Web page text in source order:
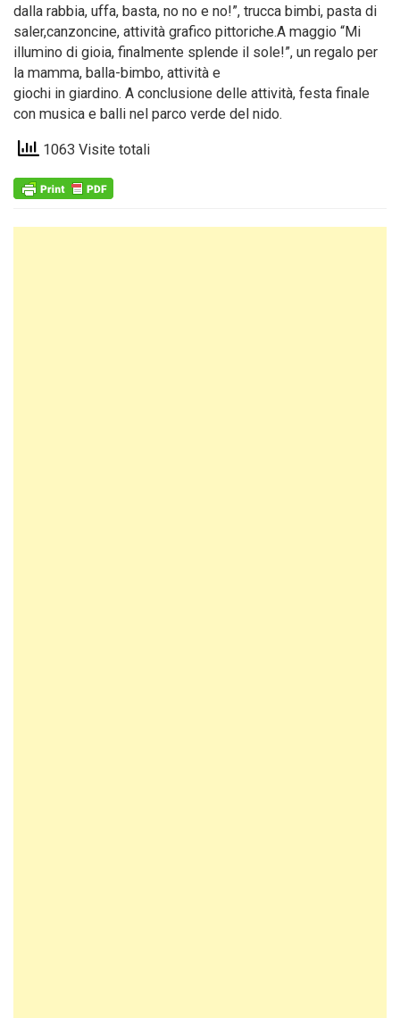
dalla rabbia, uffa, basta, no no e no!”, trucca bimbi, pasta di
saler,canzoncine, attività grafico pittoriche.A maggio “Mi
illumino di gioia, finalmente splende il sole!”, un regalo per
la mamma, balla-bimbo, attività e
giochi in giardino. A conclusione delle attività, festa finale
con musica e balli nel parco verde del nido.
1063 Visite totali